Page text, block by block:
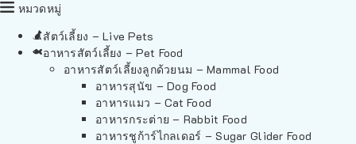
หมวดหมู่
สัตว์เลี้ยง – Live Pets
อาหารสัตว์เลี้ยง – Pet Food
อาหารสัตว์เลี้ยงลูกด้วยนม – Mammal Food
อาหารสุนัข – Dog Food
อาหารแมว – Cat Food
อาหารกระต่าย – Rabbit Food
อาหารชูก้าร์ไกลเดอร์ – Sugar Glider Food